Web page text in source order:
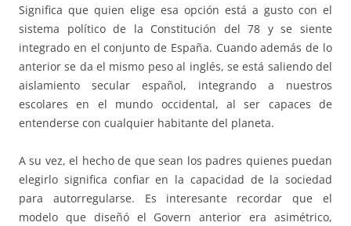
Significa que quien elige esa opción está a gusto con el
sistema político de la Constitución del 78 y se siente
integrado en el conjunto de España. Cuando además de lo
anterior se da el mismo peso al inglés, se está saliendo del
aislamiento secular español, integrando a nuestros
escolares en el mundo occidental, al ser capaces de
entenderse con cualquier habitante del planeta.
A su vez, el hecho de que sean los padres quienes puedan
elegirlo significa confiar en la capacidad de la sociedad
para autorregularse. Es interesante recordar que el
modelo que diseñó el Govern anterior era asimétrico,